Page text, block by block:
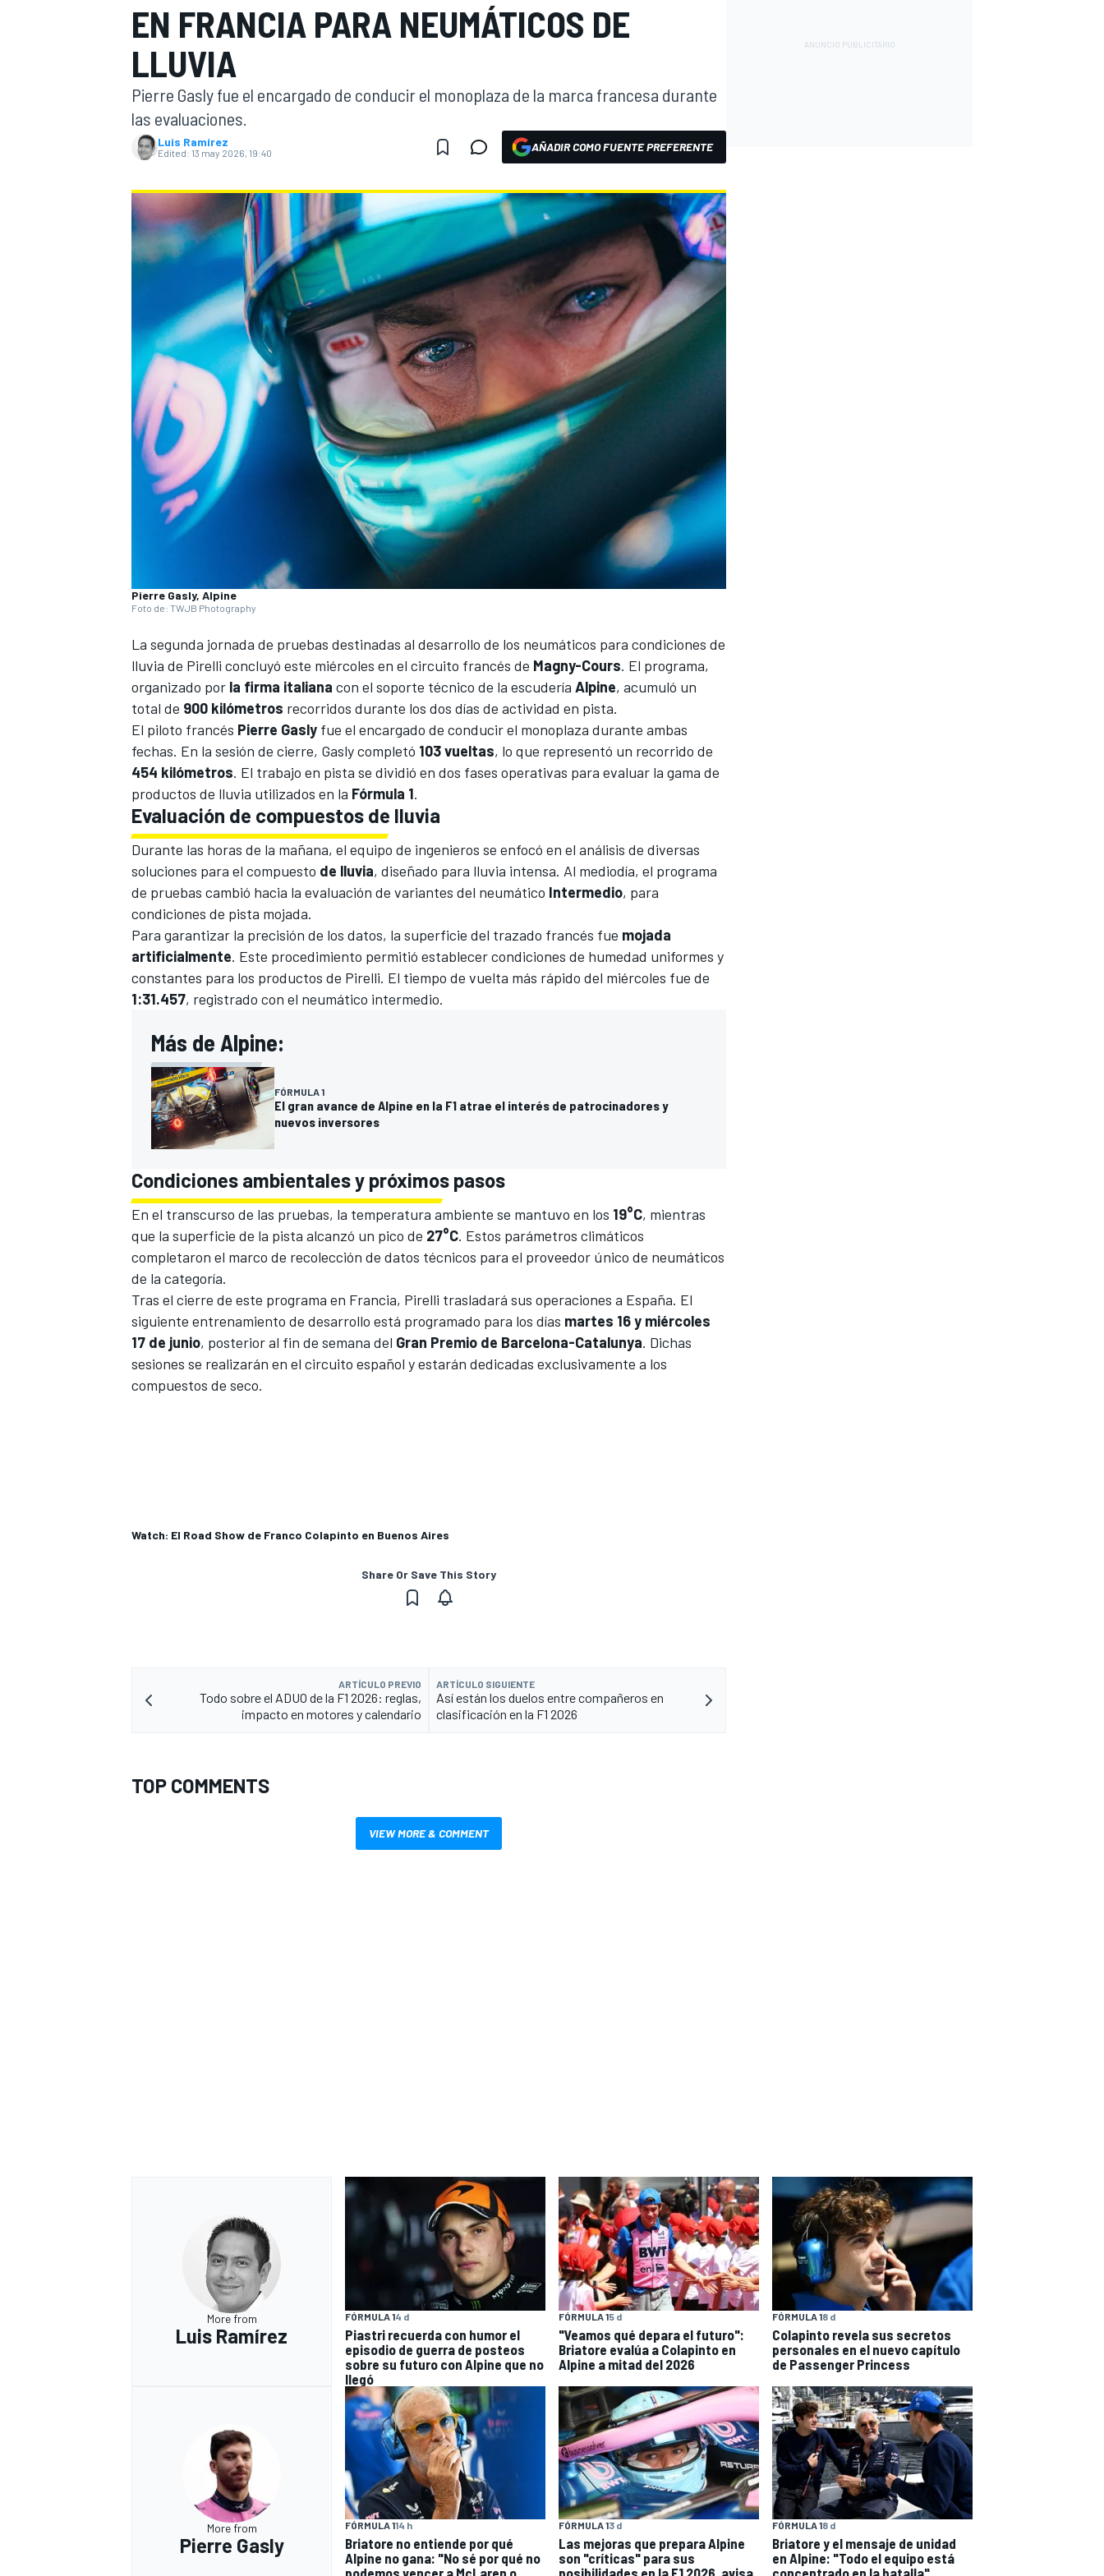
FÓRMULA E MOTO
MÁS
EN FRANCIA PARA NEUMÁTICOS DE
LLUVIA
Pierre Gasly fue el encargado de conducir el monoplaza de la marca francesa durante
las evaluaciones.
Luis Ramírez
Edited: 13 may 2026, 19:40 AÑADIR COMO FUENTE PREFERENTE
Pierre Gasly, Alpine
Foto de: TWJB Photography
La segunda jornada de pruebas destinadas al desarrollo de los neumáticos para condiciones de
lluvia de Pirelli concluyó este miércoles en el circuito francés de Magny-Cours. El programa,
organizado por la firma italiana con el soporte técnico de la escudería Alpine, acumuló un
total de 900 kilómetros recorridos durante los dos días de actividad en pista.
El piloto francés Pierre Gasly fue el encargado de conducir el monoplaza durante ambas
fechas. En la sesión de cierre, Gasly completó 103 vueltas, lo que representó un recorrido de
454 kilómetros. El trabajo en pista se dividió en dos fases operativas para evaluar la gama de
productos de lluvia utilizados en la Fórmula 1.
Evaluación de compuestos de lluvia
Durante las horas de la mañana, el equipo de ingenieros se enfocó en el análisis de diversas
soluciones para el compuesto de lluvia, diseñado para lluvia intensa. Al mediodía, el programa
de pruebas cambió hacia la evaluación de variantes del neumático Intermedio, para
condiciones de pista mojada.
Para garantizar la precisión de los datos, la superficie del trazado francés fue mojada
artificialmente. Este procedimiento permitió establecer condiciones de humedad uniformes y
constantes para los productos de Pirelli. El tiempo de vuelta más rápido del miércoles fue de
1:31.457, registrado con el neumático intermedio.
Más de Alpine:
FÓRMULA 1
El gran avance de Alpine en la F1 atrae el interés de patrocinadores y
nuevos inversores
Condiciones ambientales y próximos pasos
En el transcurso de las pruebas, la temperatura ambiente se mantuvo en los 19°C, mientras
que la superficie de la pista alcanzó un pico de 27°C. Estos parámetros climáticos
completaron el marco de recolección de datos técnicos para el proveedor único de neumáticos
de la categoría.
Tras el cierre de este programa en Francia, Pirelli trasladará sus operaciones a España. El
siguiente entrenamiento de desarrollo está programado para los días martes 16 y miércoles
17 de junio, posterior al fin de semana del Gran Premio de Barcelona-Catalunya. Dichas
sesiones se realizarán en el circuito español y estarán dedicadas exclusivamente a los
compuestos de seco.
Watch: El Road Show de Franco Colapinto en Buenos Aires
Share Or Save This Story
ARTÍCULO PREVIO
Todo sobre el ADUO de la F1 2026: reglas,
impacto en motores y calendario
ARTÍCULO SIGUIENTE
Así están los duelos entre compañeros en
clasificación en la F1 2026
TOP COMMENTS
VIEW MORE & COMMENT
More from
Luis Ramírez
FÓRMULA 14 d
Piastri recuerda con humor el
episodio de guerra de posteos
sobre su futuro con Alpine que no
llegó
FÓRMULA 15 d
"Veamos qué depara el futuro":
Briatore evalúa a Colapinto en
Alpine a mitad del 2026
FÓRMULA 18 d
Colapinto revela sus secretos
personales en el nuevo capítulo
de Passenger Princess
More from
Pierre Gasly
FÓRMULA 114 h
Briatore no entiende por qué
Alpine no gana: "No sé por qué no
podemos vencer a McLaren o
FÓRMULA 13 d
Las mejoras que prepara Alpine
son "críticas" para sus
FÓRMULA 18 d
Briatore y el mensaje de unidad
en Alpine: "Todo el equipo está